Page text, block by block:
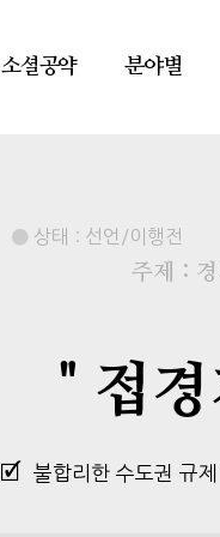
소셜공약 분야별
상태 : 선언/이행전
주제 : 경
" 접
불합리한 수도권 규